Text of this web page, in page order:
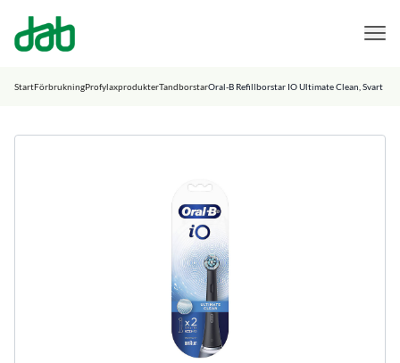
DAB Dental
StartFörbrukningProfylaxprodukterTandborstarOral-B Refillborstar IO Ultimate Clean, Svart